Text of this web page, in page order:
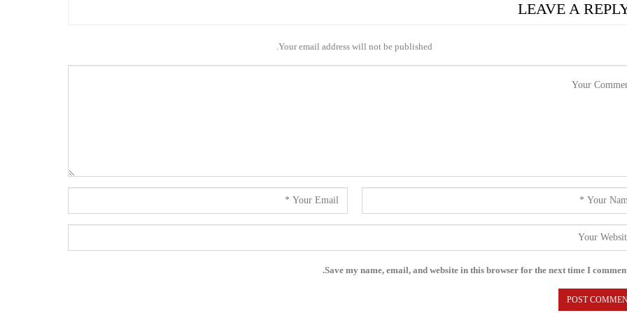
LEAVE A
Your email address will not be published.
Save my name, email, and website in this browser for the next time I